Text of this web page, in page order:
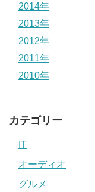
2014年
2013年
2012年
2011年
2010年
カテゴリー
IT
オーディオ
グルメ